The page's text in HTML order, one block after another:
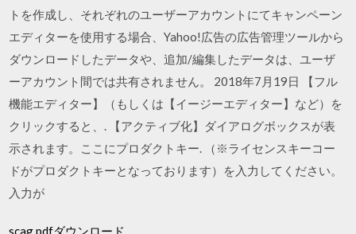
トを作成し、それぞれのユーザーアカウントにてキャンペーン
エディターを使用する場合、Yahoo!広告の広告管理ツールから
ダウンロードしたデータや、追加/編集したデータは、ユーザ
ーアカウント間では共有されません。 2018年7月19日 【フル
機能エディター】（もしくは【イージーエディター】など）を
クリックすると、. 【アクティブ化】ダイアログボックスが表
示されます。ここにプロダクトキー. （※ライセンスキーコー
ドがプロダクトキーとなっております）を入力してください。
入力が
scag pdfダウンロード